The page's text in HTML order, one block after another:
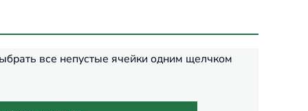
все непустые ячейки одним щелчком